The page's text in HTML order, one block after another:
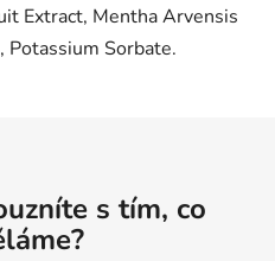
Extract, Mentha Arvensis
Potassium Sorbate.
s tím, co